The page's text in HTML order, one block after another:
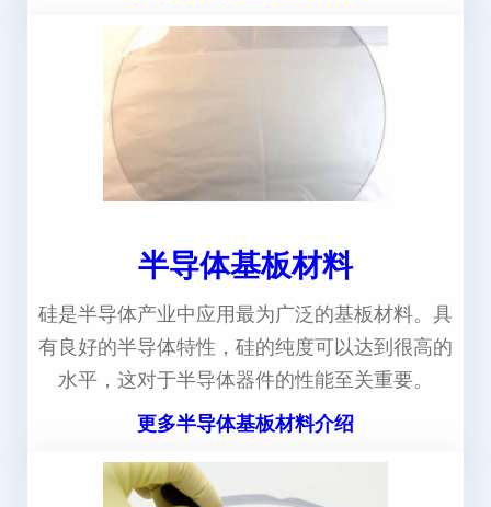
半导体基板材料
硅是半导体产业中应用最为广泛的基板材料。具
有良好的半导体特性，硅的纯度可以达到很高的
水平，这对于半导体器件的性能至关重要。
更多半导体基板材料介绍